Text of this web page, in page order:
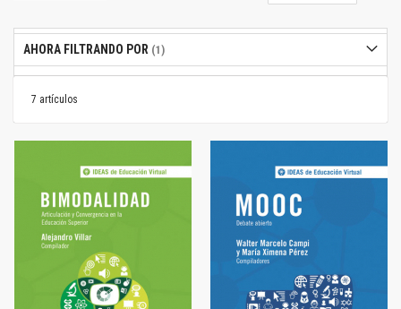
7 artículos
AHORA FILTRANDO POR